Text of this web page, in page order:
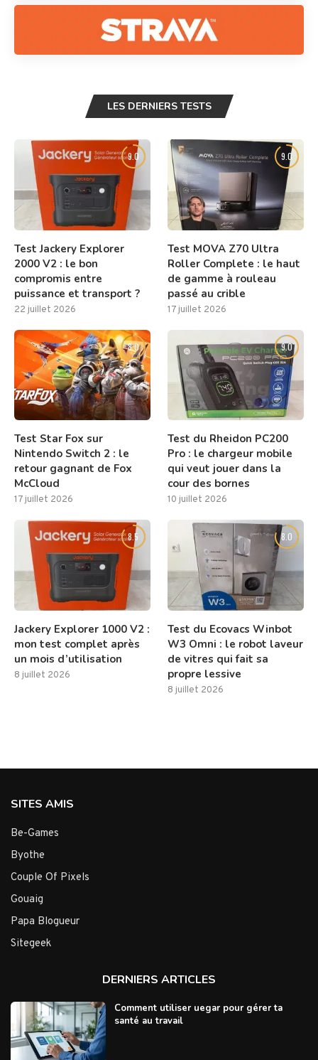
LES DERNIERS TESTS
9.0
Test Jackery Explorer
2000 V2 : le bon
compromis entre
puissance et transport ?
22 juillet 2026
9.0
Test MOVA Z70 Ultra
Roller Complete : le haut
de gamme à rouleau
passé au crible
17 juillet 2026
8.0
Test Star Fox sur
Nintendo Switch 2 : le
retour gagnant de Fox
McCloud
17 juillet 2026
9.0
Test du Rheidon PC200
Pro : le chargeur mobile
qui veut jouer dans la
cour des bornes
10 juillet 2026
8.5
Jackery Explorer 1000 V2 :
mon test complet après
un mois d’utilisation
8 juillet 2026
8.0
Test du Ecovacs Winbot
W3 Omni : le robot laveur
de vitres qui fait sa
propre lessive
8 juillet 2026
SITES AMIS
Be-Games
Byothe
Couple Of Pixels
Gouaig
Papa Blogueur
Sitegeek
DERNIERS ARTICLES
Comment utiliser uegar pour gérer ta
santé au travail